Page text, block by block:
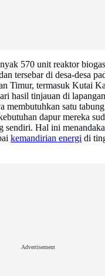
570 unit reaktor
tersebar di desa-desa
Timur, termasuk Kutai
hasil tinjauan di
membutuhkan satu
dapur mereka
sendiri. Hal ini
kemandirian energi di
Advertisement